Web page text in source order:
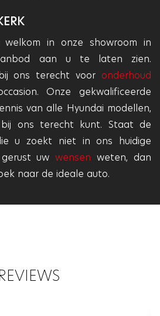
in onze showroom in
aan u te laten zien.
ons terecht voor onderhoud
Onze gekwalificeerde
van alle Hyundai modellen,
ons terecht kunt. Staat de
u zoekt niet in ons huidige
gerust uwwensen weten, dan
naar de ideale auto.